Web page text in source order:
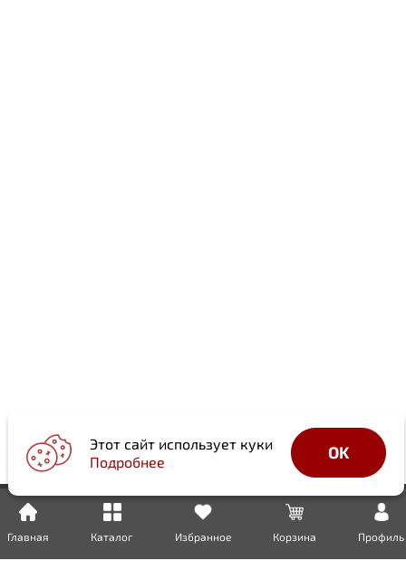
Главная Каталог Избранное Корзина Профиль
Этот сайт использует куки
Подробнее
OK